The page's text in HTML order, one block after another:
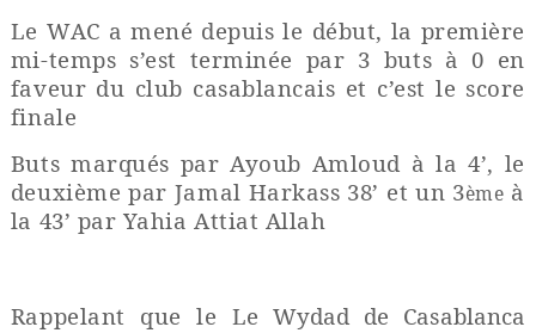
Le WAC a mené depuis le début, la première
mi-temps s’est terminée par 3 buts à 0 en
faveur du club casablancais et c’est le score
finale
Buts marqués par Ayoub Amloud à la 4’, le
deuxième par Jamal Harkass 38’ et un 3ème à
la 43’ par Yahia Attiat Allah
Rappelant que le Le Wydad de Casablanca